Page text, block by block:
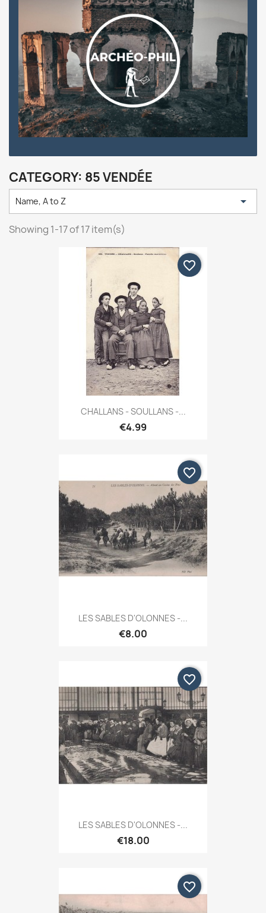
CATEGORY: 85 VENDÉE
Name, A to Z 
Showing 1-17 of 17 item(s)
CHALLANS - SOULLANS -...
€4.99
favorite_border
LES SABLES D'OLONNES -...
€8.00
favorite_border
LES SABLES D'OLONNES -...
€18.00
favorite_border
favorite_border